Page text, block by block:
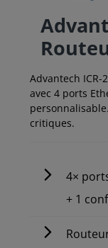
Advantech
avec 4 ports
critiques.
4×
+ 1